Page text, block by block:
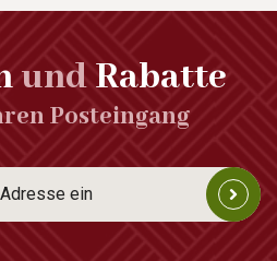
undRabatte
Posteingang